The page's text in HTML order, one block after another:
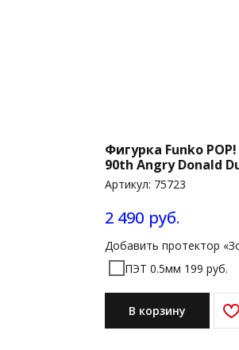
Фигурка Funko
90th Angry Donald
Артикул: 75723
2 490 руб.
Добавить протектор
ПЭТ 0.5мм 199 руб.
В корзину